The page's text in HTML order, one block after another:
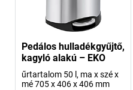
Pedálos hulladékgyűjtő,
kagyló alakú – EKO
űrtartalom 50 l, ma x szé x
mé 705 x 406 x 406 mm